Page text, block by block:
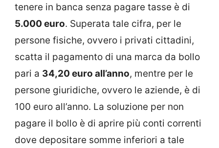
tenere in banca senza pagare tasse è di
5.000 euro. Superata tale cifra, per le
persone fisiche, ovvero i privati cittadini,
scatta il pagamento di una marca da bollo
pari a 34,20 euro all’anno, mentre per le
persone giuridiche, ovvero le aziende, è di
100 euro all’anno. La soluzione per non
pagare il bollo è di aprire più conti correnti
dove depositare somme inferiori a tale